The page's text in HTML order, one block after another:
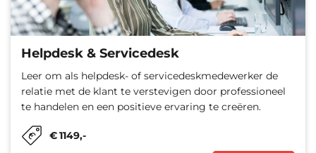
Helpdesk & Servicedesk
Leer om als helpdesk- of servicedeskmedewerker de
relatie met de klant te verstevigen door professioneel
te handelen en een positieve ervaring te creëren.
€1149,-